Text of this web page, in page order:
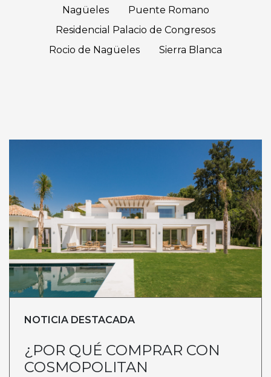
Nagüeles
Puente Romano
Residencial Palacio de Congresos
Rocio de Nagüeles
Sierra Blanca
NOTICIA DESTACADA
¿POR QUÉ COMPRAR CON
COSMOPOLITAN